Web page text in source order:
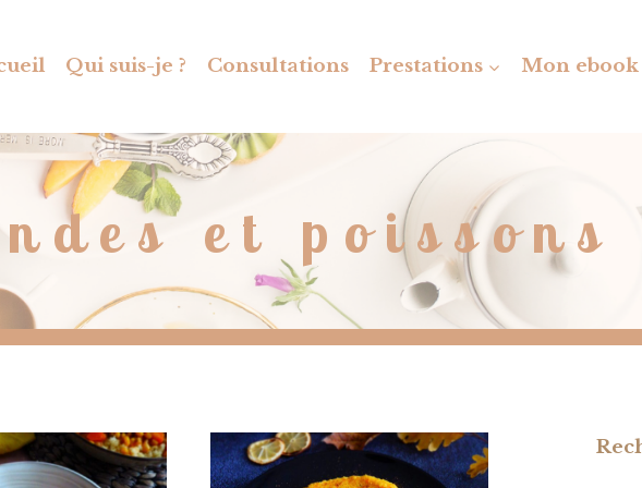
Qui suis-je ? Consultations Prestations Mon ebook
et poissons